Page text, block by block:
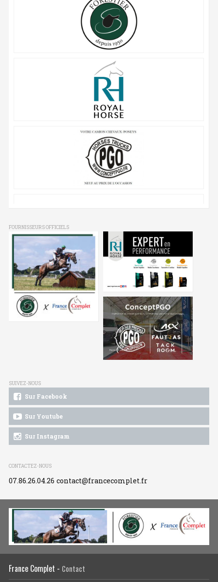
FOURNISSEURS OFFICIELS
SUIVEZ-NOUS
Sur Facebook
Sur Youtube
Sur Instagram
CONTACTEZ-NOUS
07.86.26.04.26 contact@francecomplet.fr
France Complet - Contact